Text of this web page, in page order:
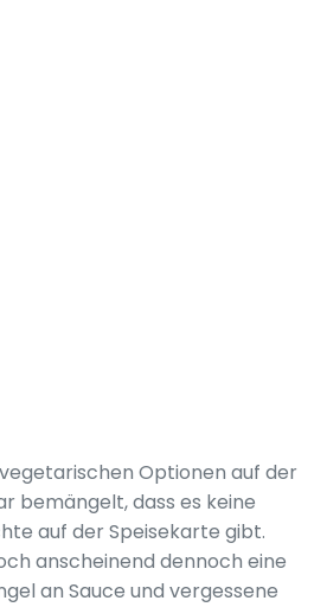
Optionen auf der
bemängelt, dass es keine
auf der Speisekarte gibt.
anscheinend dennoch eine
an Sauce und vergessene